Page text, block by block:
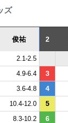
ズ
俊祐 2
2.1-2.5
4.9-6.4 3
3.6-4.8 4
10.4-12.0 5
8.3-10.2 6